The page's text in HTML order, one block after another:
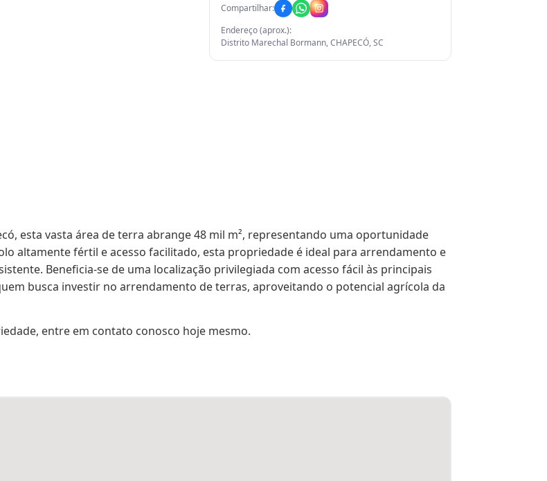
Compartilhar:
Endereço (aprox.):
Distrito Marechal Bormann, CHAPECÓ, SC
esta vasta área de terra abrange 48 mil m², representando uma oportunidade
altamente fértil e acesso facilitado, esta propriedade é ideal para arrendamento e
Beneficia-se de uma localização privilegiada com acesso fácil às principais
busca investir no arrendamento de terras, aproveitando o potencial agrícola da
entre em contato conosco hoje mesmo.